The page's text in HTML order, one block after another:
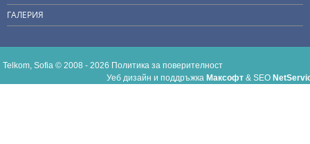
ГАЛЕРИЯ
Telkom, Sofia © 2008 - 2026 Политика за поверителност
Уеб дизайн и поддръжка Максофт & SEO